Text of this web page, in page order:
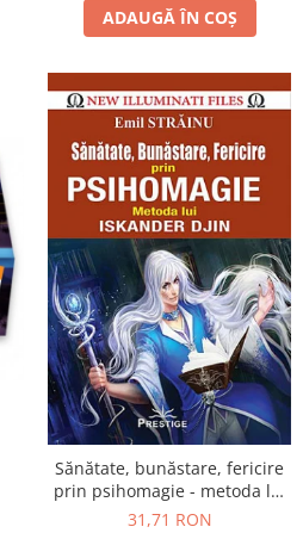
ADAUGĂ ÎN COȘ
Sănătate, bunăstare, fericire
prin psihomagie - metoda lui
Iskander Djin
31,71 RON